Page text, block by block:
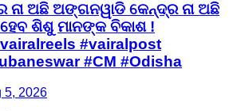
ନା ଅଛି ଅଙ୍ଗନୱାଡି କେନ୍ଦ୍ର ନା ଅଛି
ଶିଶୁ ମାନଙ୍କ ବିକାଶ !
#vairalpost
#CM #Odisha
5, 2026